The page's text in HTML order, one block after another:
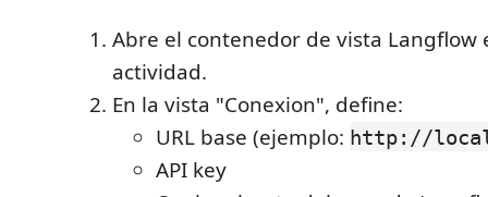
Abre el contenedor de vista Langflow
actividad.
En la vista "Conexion", define:
URL base (ejemplo: http://
API key